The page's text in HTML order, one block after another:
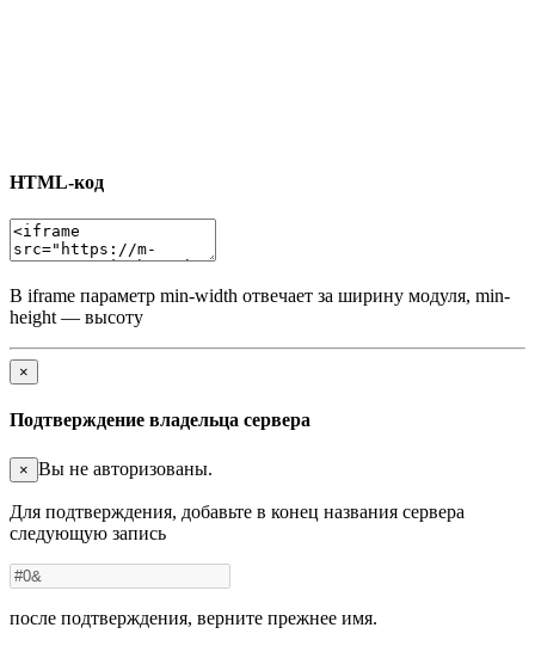
HTML-код
В iframe параметр min-width отвечает за ширину модуля, min-
height — высоту
×
Подтверждение владельца сервера
× Вы не авторизованы.
Для подтверждения, добавьте в конец названия сервера
следующую запись
после подтверждения, верните прежнее имя.